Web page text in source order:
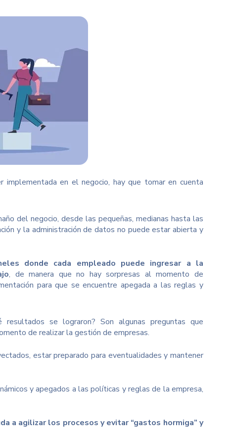
en el negocio, hay que tomar en cuenta
del negocio, desde las pequeñas, medianas hasta las
y la administración de datos no puede estar abierta y
donde cada empleado puede ingresar a la
, de manera que no hay sorpresas al momento de
para que se encuentre apegada a las reglas y
se lograron? Son algunas preguntas que
de realizar la gestión de empresas.
estar preparado para eventualidades y mantener
y apegados a las políticas y reglas de la empresa,
a agilizar los procesos y evitar “gastos hormiga” y